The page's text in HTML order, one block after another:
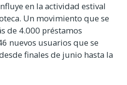
en la actividad estival
Un movimiento que se
de 4.000 préstamos
nuevos usuarios que se
finales de junio hasta la